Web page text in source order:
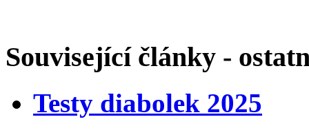
Související články -
Testy diabolek 2025